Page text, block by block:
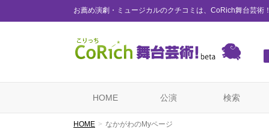
お薦め演劇・ミュージカルのクチコミは、CoRich舞台芸術！
HOME 公演 検索
HOME なかがわのMyページ